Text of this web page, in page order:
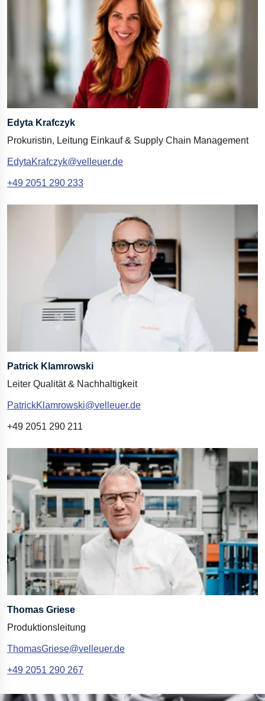
Edyta Krafczyk
Prokuristin, Leitung Einkauf& Supply Chain Management
EdytaKrafczyk@velleuer.de
+49 2051 290 233
Patrick Klamrowski
Leiter Qualität & Nachhaltigkeit
PatrickKlamrowski@velleuer.de
+49 2051 290 211
Thomas Griese
Produktionsleitung
ThomasGriese@velleuer.de
+49 2051 290 267